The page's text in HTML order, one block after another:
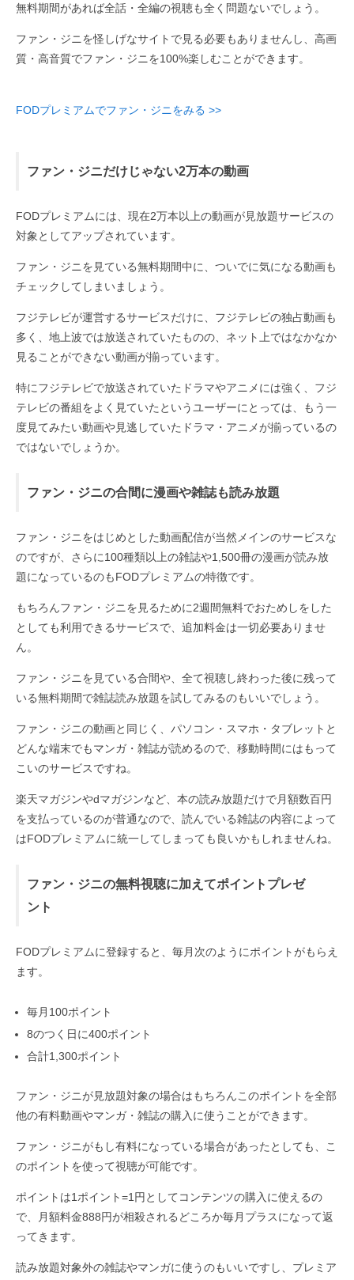
無料期間があれば全話・全編の視聴も全く問題ないでしょう。
ファン・ジニを怪しげなサイトで見る必要もありませんし、高画
質・高音質でファン・ジニを100%楽しむことができます。
FODプレミアムでファン・ジニをみる >>
ファン・ジニだけじゃない2万本の動画
FODプレミアムには、現在2万本以上の動画が見放題サービスの
対象としてアップされています。
ファン・ジニを見ている無料期間中に、ついでに気になる動画も
チェックしてしまいましょう。
フジテレビが運営するサービスだけに、フジテレビの独占動画も
多く、地上波では放送されていたものの、ネット上ではなかなか
見ることができない動画が揃っています。
特にフジテレビで放送されていたドラマやアニメには強く、フジ
テレビの番組をよく見ていたというユーザーにとっては、もう一
度見てみたい動画や見逃していたドラマ・アニメが揃っているの
ではないでしょうか。
ファン・ジニの合間に漫画や雑誌も読み放題
ファン・ジニをはじめとした動画配信が当然メインのサービスな
のですが、さらに100種類以上の雑誌や1,500冊の漫画が読み放
題になっているのもFODプレミアムの特徴です。
もちろんファン・ジニを見るために2週間無料でおためしをした
としても利用できるサービスで、追加料金は一切必要ありませ
ん。
ファン・ジニを見ている合間や、全て視聴し終わった後に残って
いる無料期間で雑誌読み放題を試してみるのもいいでしょう。
ファン・ジニの動画と同じく、パソコン・スマホ・タブレットと
どんな端末でもマンガ・雑誌が読めるので、移動時間にはもって
こいのサービスですね。
楽天マガジンやdマガジンなど、本の読み放題だけで月額数百円
を支払っているのが普通なので、読んでいる雑誌の内容によって
はFODプレミアムに統一してしまっても良いかもしれませんね。
ファン・ジニの無料視聴に加えてポイントプレゼ
ント
FODプレミアムに登録すると、毎月次のようにポイントがもらえ
ます。
毎月100ポイント
8のつく日に400ポイント
合計1,300ポイント
ファン・ジニが見放題対象の場合はもちろんこのポイントを全部
他の有料動画やマンガ・雑誌の購入に使うことができます。
ファン・ジニがもし有料になっている場合があったとしても、こ
のポイントを使って視聴が可能です。
ポイントは1ポイント=1円としてコンテンツの購入に使えるの
で、月額料金888円が相殺されるどころか毎月プラスになって返
ってきます。
読み放題対象外の雑誌やマンガに使うのもいいですし、プレミア